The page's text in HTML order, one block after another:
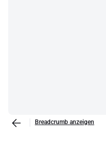
Breadcrumb anzeigen